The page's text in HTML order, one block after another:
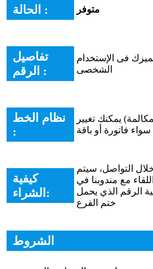
الحالة : متوفر
تفاصيل
الرقم :
فى الإستخدام
الشخصى
نظام الخط
:
مسبق الدفع (14 قرش للمكالمة) يمكنك تغيير
فاتورة أو باقة
كيفية
الشراء:
التواصل، سيتم
مع مندوبنا في
الرقم الذي يحمل
ختم الفرع
الشروط